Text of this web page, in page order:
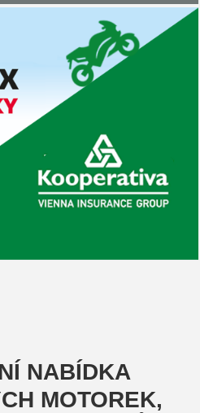
NABÍDKA
MOTOREK,